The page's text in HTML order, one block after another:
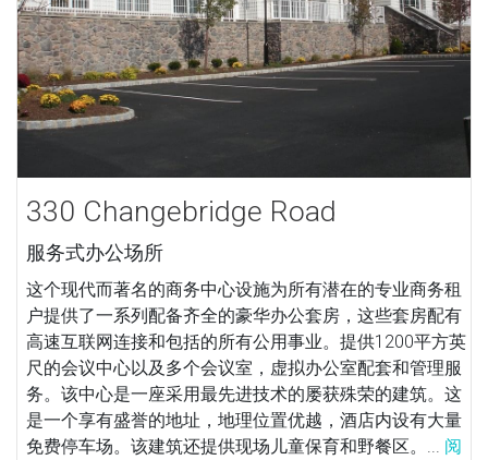
330 Changebridge Road
服务式办公场所
这个现代而著名的商务中心设施为所有潜在的专业商务租
户提供了一系列配备齐全的豪华办公套房，这些套房配有
高速互联网连接和包括的所有公用事业。提供1200平方英
尺的会议中心以及多个会议室，虚拟办公室配套和管理服
务。该中心是一座采用最先进技术的屡获殊荣的建筑。这
是一个享有盛誉的地址，地理位置优越，酒店内设有大量
免费停车场。该建筑还提供现场儿童保育和野餐区。... 阅